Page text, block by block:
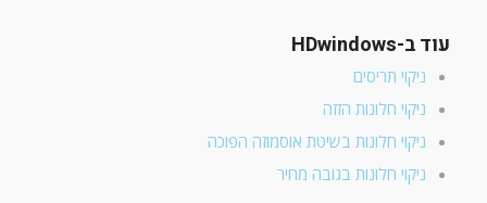
עוד ב-HDwindows
ניקוי תריסים
ניקוי חלונות הזזה
ניקוי חלונות בשיטת אוסמוזה הפוכה
ניקוי חלונות בגובה מחיר